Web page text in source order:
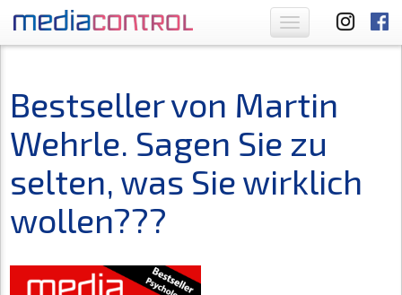
Toggle
navigation
Bestseller von Martin
Wehrle. Sagen Sie zu
selten, was Sie wirklich
wollen???